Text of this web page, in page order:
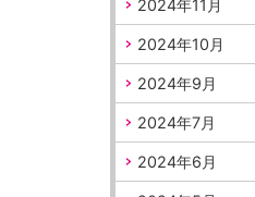
2024年11月
2024年10月
2024年9月
2024年7月
2024年6月